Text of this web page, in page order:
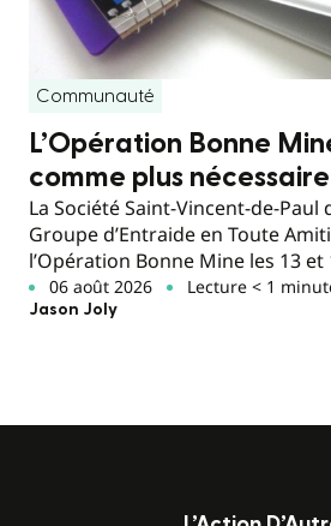
Communauté
L’Opération Bonne
comme plus
La Société Saint-Vincent-de-
Groupe d’Entraide en Toute
l’Opération Bonne Mine les 13 et
06 août 2026 Lecture < 1
Jason Joly